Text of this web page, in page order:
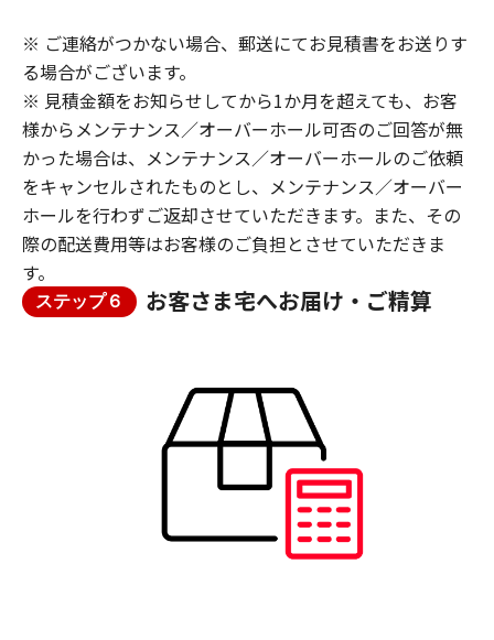
※ ご連絡がつかない場合、郵送にてお見積書をお送りす
る場合がございます。
※ 見積金額をお知らせしてから1か月を超えても、お客
様からメンテナンス／オーバーホール可否のご回答が無
かった場合は、メンテナンス／オーバーホールのご依頼
をキャンセルされたものとし、メンテナンス／オーバー
ホールを行わずご返却させていただきます。また、その
際の配送費用等はお客様のご負担とさせていただきま
す。
ステップ６ お客さま宅へお届け・ご精算